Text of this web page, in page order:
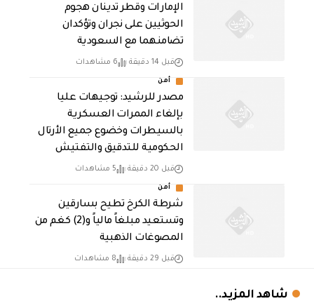
الإمارات وقطر تدينان هجوم
الحوثيين على نجران وتؤكدان
تضامنهما مع السعودية
قبل 14 دقيقة 6 مشاهدات
أمن
مصدر للرشيد: توجيهات عليا
بإلغاء الممرات العسكرية
بالسيطرات وخضوع جميع الأرتال
الحكومية للتدقيق والتفتيش
قبل 20 دقيقة 5 مشاهدات
أمن
شرطة الكرخ تطيح بسارقين
وتستعيد مبلغاً مالياً و(2) كغم من
المصوغات الذهبية
قبل 29 دقيقة 8 مشاهدات
شاهد المزيد..